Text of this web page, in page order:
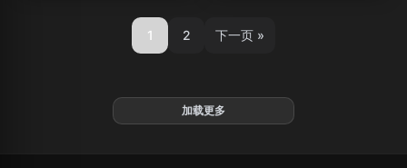
1 2 下一页 »
加载更多